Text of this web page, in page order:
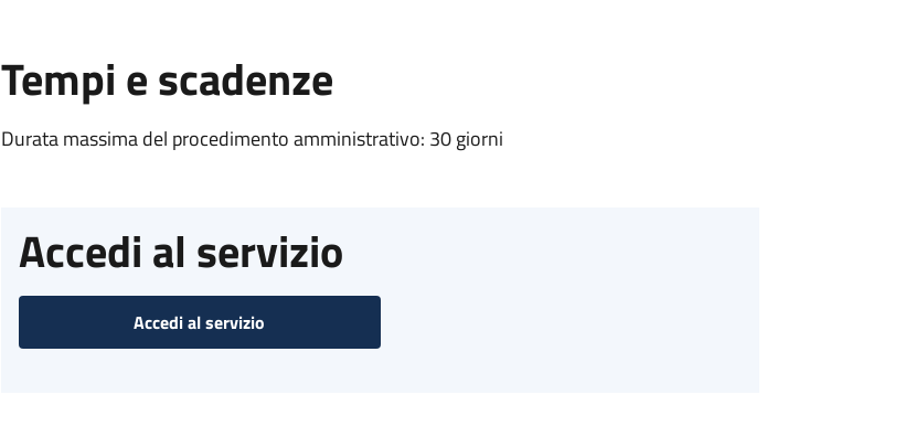
Tempi e scadenze
Durata massima del procedimento amministrativo: 30 giorni
Accedi al servizio
Accedi al servizio